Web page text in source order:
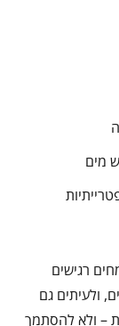
מים
רגישים
ולעיתים גם
– ולא להסתמך